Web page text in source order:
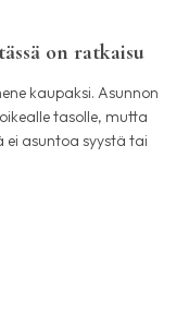
on ratkaisu
kaupaksi. Asunnon
tasolle, mutta
ei asuntoa syystä tai